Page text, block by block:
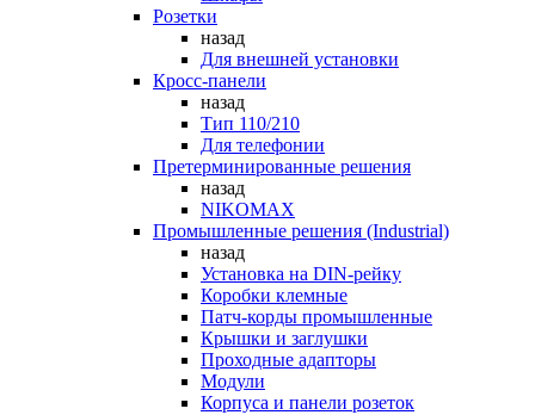
Розетки
назад
Для внешней установки
Кросс-панели
назад
Тип 110/210
Для телефонии
Претерминированные решения
назад
NIKOMAX
Промышленные решения (Industrial)
назад
Установка на DIN-рейку
Коробки клемные
Патч-корды промышленные
Крышки и заглушки
Проходные адапторы
Модули
Корпуса и панели розеток